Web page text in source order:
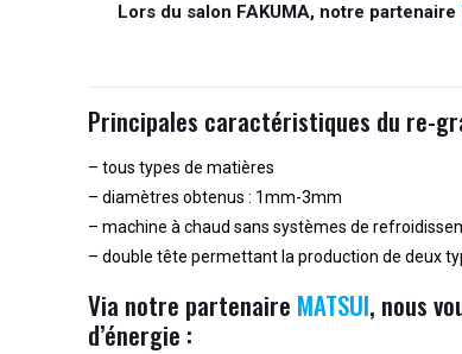
Lors du salon FAKUMA, notre partenaire
Principales caractéristiques du re-
– tous types de matières
– diamètres obtenus : 1mm-3mm
– machine à chaud sans systèmes de
– double tête permettant la production de deux
Via notre partenaire MATSUI, nous
d’énergie :